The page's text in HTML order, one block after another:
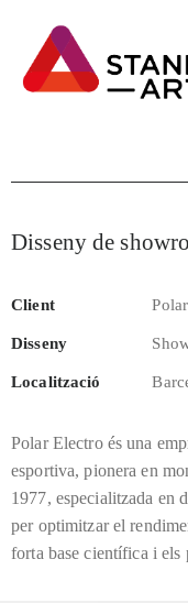
Disseny de
Client
Disseny
Localització
Polar Electro és una
esportiva, pionera en
1977, especialitzada en
per optimitzar el
forta base científica i els